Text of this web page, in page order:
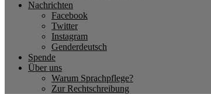
Nachrichten
Facebook
Twitter
Instagram
Genderdeutsch
Spende
Über uns
Warum Sprachpflege?
Zur Rechtschreibung